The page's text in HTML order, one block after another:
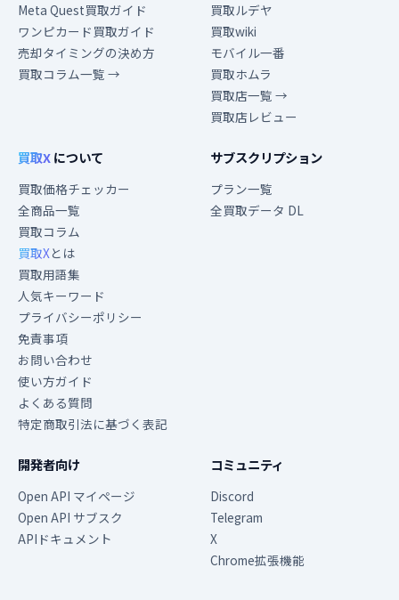
Meta Quest買取ガイド
ワンピカード買取ガイド
売却タイミングの決め方
買取コラム一覧 →
買取ルデヤ
買取wiki
モバイル一番
買取ホムラ
買取店一覧 →
買取店レビュー
買取Xについて
買取価格チェッカー
全商品一覧
買取コラム
買取Xとは
買取用語集
人気キーワード
プライバシーポリシー
免責事項
お問い合わせ
使い方ガイド
よくある質問
特定商取引法に基づく表記
サブスクリプション
プラン一覧
全買取データ DL
開発者向け
Open API マイページ
Open API サブスク
APIドキュメント
コミュニティ
Discord
Telegram
X
Chrome拡張機能